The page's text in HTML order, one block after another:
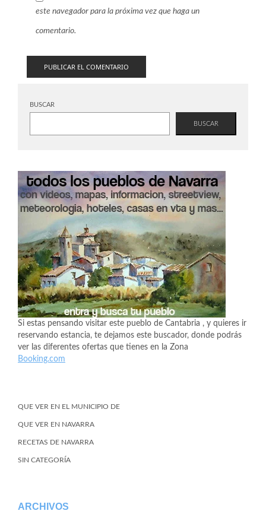
este navegador para la próxima vez que haga un
comentario.
BUSCAR
BUSCAR
Si estas pensando visitar este pueblo de Cantabria , y quieres ir
reservando estancia, te dejamos este buscador, donde podrás
ver las diferentes ofertas que tienes en la Zona
Booking.com
QUE VER EN EL MUNICIPIO DE
QUE VER EN NAVARRA
RECETAS DE NAVARRA
SIN CATEGORÍA
ARCHIVOS